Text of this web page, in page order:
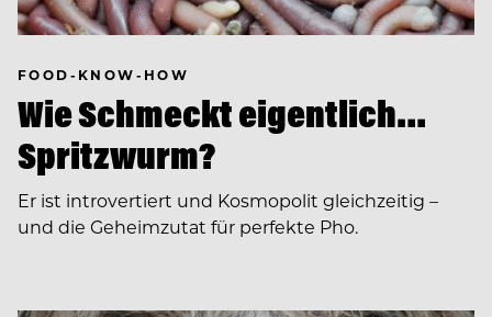
FOOD-KNOW-HOW
Wie Schmeckt eigentlich…
Spritzwurm?
Er ist introvertiert und Kosmopolit gleichzeitig –
und die Geheimzutat für perfekte Pho.